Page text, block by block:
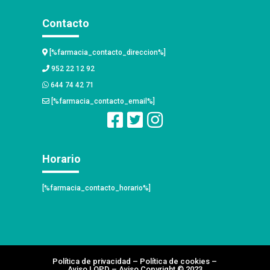
Contacto
[%farmacia_contacto_direccion%]
952 22 12 92
644 74 42 71
[%farmacia_contacto_email%]
Horario
[%farmacia_contacto_horario%]
Política de privacidad – Política de cookies –